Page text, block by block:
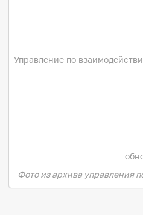
Управление по
Фото из архива управления